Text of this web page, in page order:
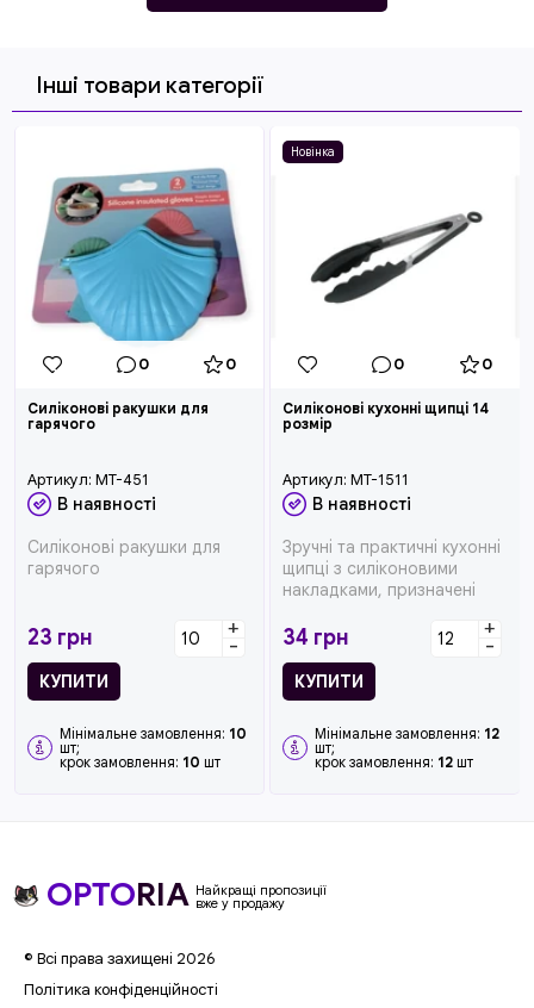
Інші товари категорії
0 0
Силіконові ракушки для
гарячого
Артикул: MT-451
В наявності
Силіконові ракушки для
гарячого
23 грн +
-
КУПИТИ
Мінімальне замовлення: 10
шт;
крок замовлення: 10 шт
Новінка
0 0
Силіконові кухонні щипці 14
розмір
Артикул: MT-1511
В наявності
Зручні та практичні кухонні
щипці з силіконовими
накладками, призначені
перевертання,...
34 грн +
-
КУПИТИ
Мінімальне замовлення: 12
шт;
крок замовлення: 12 шт
OPTORIA Найкращі пропозиції
вже у продажу
© Всі права захищені 2026
Політика конфіденційності